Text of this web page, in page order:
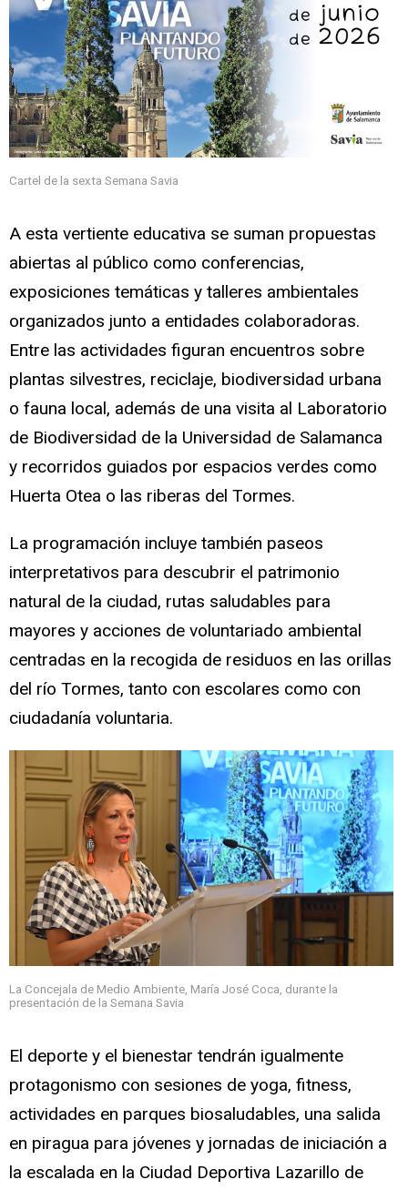
Cartel de la sexta Semana Savia
A esta vertiente educativa se suman propuestas
abiertas al público como conferencias,
exposiciones temáticas y talleres ambientales
organizados junto a entidades colaboradoras.
Entre las actividades figuran encuentros sobre
plantas silvestres, reciclaje, biodiversidad urbana
o fauna local, además de una visita al Laboratorio
de Biodiversidad de la Universidad de Salamanca
y recorridos guiados por espacios verdes como
Huerta Otea o las riberas del Tormes.
La programación incluye también paseos
interpretativos para descubrir el patrimonio
natural de la ciudad, rutas saludables para
mayores y acciones de voluntariado ambiental
centradas en la recogida de residuos en las orillas
del río Tormes, tanto con escolares como con
ciudadanía voluntaria.
La Concejala de Medio Ambiente, María José Coca, durante la
presentación de la Semana Savia
El deporte y el bienestar tendrán igualmente
protagonismo con sesiones de yoga, fitness,
actividades en parques biosaludables, una salida
en piragua para jóvenes y jornadas de iniciación a
la escalada en la Ciudad Deportiva Lazarillo de